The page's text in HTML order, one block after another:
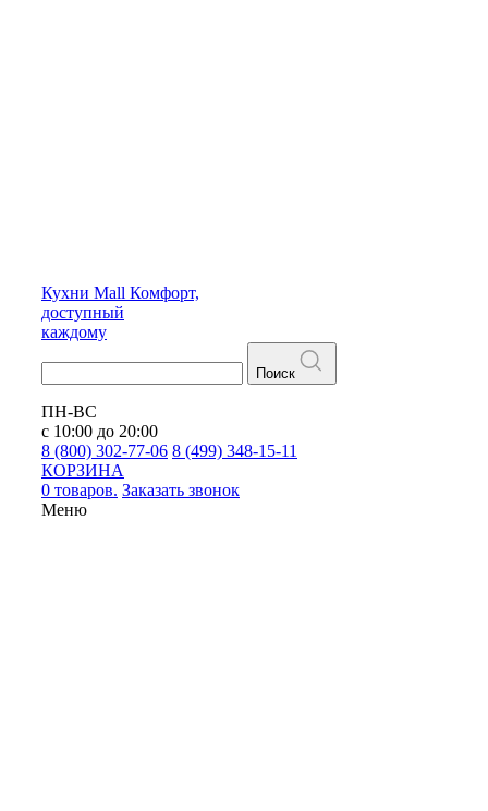
Кухни Mall Комфорт,
доступный
каждому
Поиск
ПН-ВС
с 10:00 до 20:00
8 (800) 302-77-06 8 (499) 348-15-11
КОРЗИНА
0 товаров. Заказать звонок
Меню